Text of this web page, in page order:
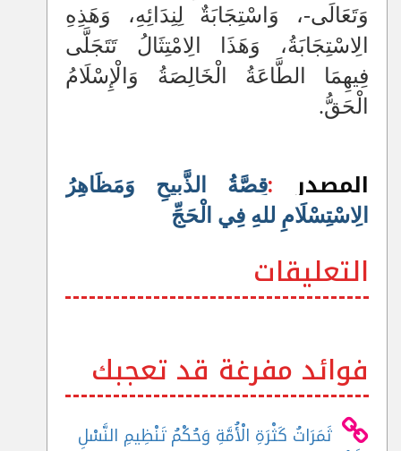
وَتَعَالَى-، وَاسْتِجَابَةٌ لِنِدَائِهِ، وَهَذِهِ
الِاسْتِجَابَةُ، وَهَذَا الِامْتِثَالُ تَتَجَلَّى
فِيهِمَا الطَّاعَةُ الْخَالِصَةُ وَالْإِسْلَامُ
الْحَقُّ.
المصدر :قِصَّةُ الذَّبِيحِ وَمَظَاهِرُ
الِاسْتِسْلَامِ للهِ فِي الْحَجِّ
التعليقات
فوائد مفرغة قد تعجبك
ثَمَرَاتُ كَثْرَةِ الْأُمَّةِ وَحُكْمُ تَنْظِيمِ النَّسْلِ